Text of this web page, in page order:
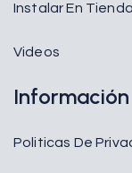
Instalar En
Videos
Información
Politicas De